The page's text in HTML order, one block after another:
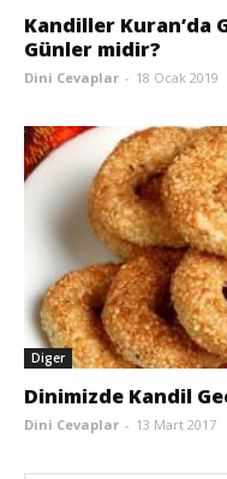
Kandiller Kuran’da
Günler midir?
Dini Cevaplar - 18 Ocak 2019
Diger
Dinimizde Kandil
Dini Cevaplar - 13 Mart 2017